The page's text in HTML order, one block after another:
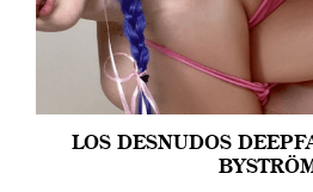
LOS DESNUDOS